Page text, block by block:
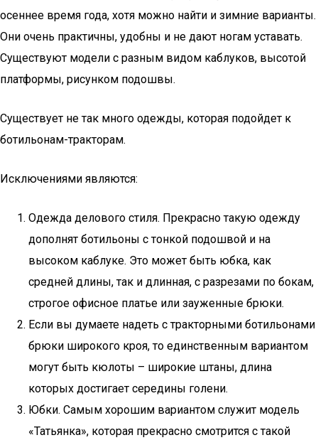
осеннее время года, хотя можно найти и зимние варианты.
Они очень практичны, удобны и не дают ногам уставать.
Существуют модели с разным видом каблуков, высотой
платформы, рисунком подошвы.
Существует не так много одежды, которая подойдет к
ботильонам-тракторам.
Исключениями являются:
Одежда делового стиля. Прекрасно такую одежду
дополнят ботильоны с тонкой подошвой и на
высоком каблуке. Это может быть юбка, как
средней длины, так и длинная, с разрезами по бокам,
строгое офисное платье или зауженные брюки.
Если вы думаете надеть с тракторными ботильонами
брюки широкого кроя, то единственным вариантом
могут быть кюлоты – широкие штаны, длина
которых достигает середины голени.
Юбки. Самым хорошим вариантом служит модель
«Татьянка», которая прекрасно смотрится с такой